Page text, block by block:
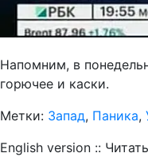
Напомним, в
горючее и каски.
Метки: Запад, Паника,
English version ::